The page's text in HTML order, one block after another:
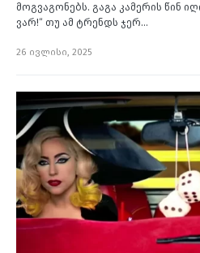
მოგვაგონებს. გაგა კამერის წინ
ვარ!“ თუ ამ ტრენდს ჯერ…
26 ივლისი, 2025